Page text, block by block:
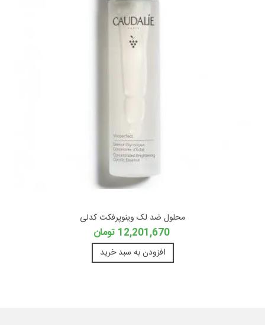
محلول ضد لک وینوپرفکت کدلی
12,201,670 تومان
افزودن به سبد خرید